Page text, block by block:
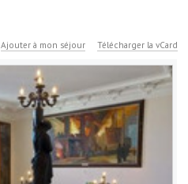
Ajouter à mon séjour Télécharger la vCard